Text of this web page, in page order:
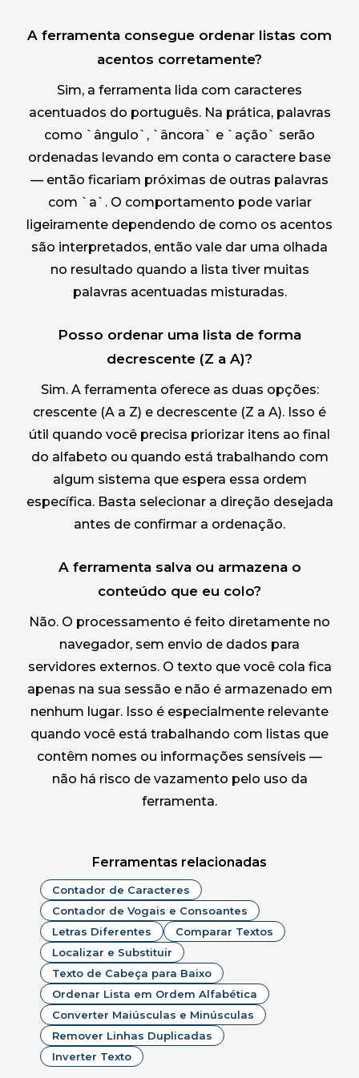
A ferramenta consegue ordenar listas com
acentos corretamente?
Sim, a ferramenta lida com caracteres
acentuados do português. Na prática, palavras
como `ângulo`, `âncora` e `ação` serão
ordenadas levando em conta o caractere base
— então ficariam próximas de outras palavras
com `a`. O comportamento pode variar
ligeiramente dependendo de como os acentos
são interpretados, então vale dar uma olhada
no resultado quando a lista tiver muitas
palavras acentuadas misturadas.
Posso ordenar uma lista de forma
decrescente (Z a A)?
Sim. A ferramenta oferece as duas opções:
crescente (A a Z) e decrescente (Z a A). Isso é
útil quando você precisa priorizar itens ao final
do alfabeto ou quando está trabalhando com
algum sistema que espera essa ordem
específica. Basta selecionar a direção desejada
antes de confirmar a ordenação.
A ferramenta salva ou armazena o
conteúdo que eu colo?
Não. O processamento é feito diretamente no
navegador, sem envio de dados para
servidores externos. O texto que você cola fica
apenas na sua sessão e não é armazenado em
nenhum lugar. Isso é especialmente relevante
quando você está trabalhando com listas que
contêm nomes ou informações sensíveis —
não há risco de vazamento pelo uso da
ferramenta.
Ferramentas relacionadas
Contador de Caracteres
Contador de Vogais e Consoantes
Letras Diferentes
Comparar Textos
Localizar e Substituir
Texto de Cabeça para Baixo
Ordenar Lista em Ordem Alfabética
Converter Maiúsculas e Minúsculas
Remover Linhas Duplicadas
Inverter Texto